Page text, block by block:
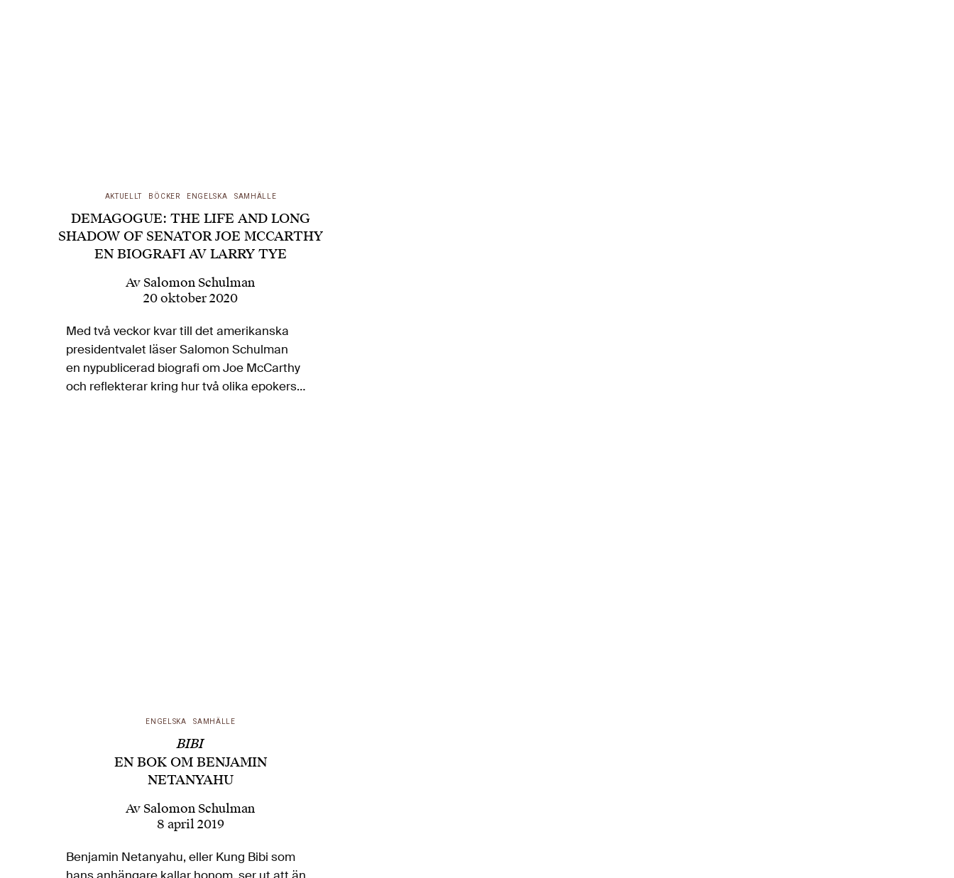
AKTUELLT BÖCKER ENGELSKA SAMHÄLLE
DEMAGOGUE: THE LIFE AND LONG
SHADOW OF SENATOR JOE MCCARTHY
EN BIOGRAFI AV LARRY TYE
Av Salomon Schulman
20 oktober 2020
Med två veckor kvar till det amerikanska
presidentvalet läser Salomon Schulman
en nypublicerad biografi om Joe McCarthy
och reflekterar kring hur två olika epokers
ENGELSKA SAMHÄLLE
BIBI
EN BOK OM BENJAMIN
NETANYAHU
Av Salomon Schulman
8 april 2019
Benjamin Netanyahu, eller Kung Bibi som